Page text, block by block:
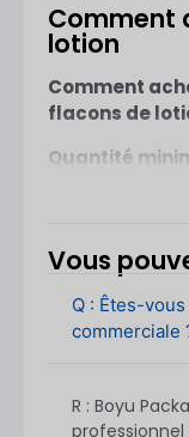
Comment
lotion
Comment
flacons de
Quantité
de10
La quantité
décoration et
exigences
Vous
Q : Êtes-
commerciale
R : Boyu